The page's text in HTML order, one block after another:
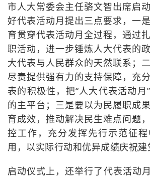
市人大常委会主任骆文智出席启
好代表活动月提出三点要求，一
育贯穿代表活动月全过程，通过
职活动，进一步锤炼人大代表的
大代表与人民群众的天然联系；
尽责提供强有力的支持保障，充
表的积极性，把“人大代表活动月
的主平台；三是要以为民履职成
育成效，推动解决民生难点问题
控工作，充分发挥先行示范征
用，以实际行动和优异成绩庆祝建
启动仪式上，还举行了代表活